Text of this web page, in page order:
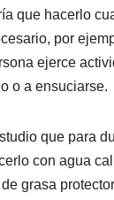
que hacerlo
por
ejerce
o a ensuciarse.
que para
con agua
grasa